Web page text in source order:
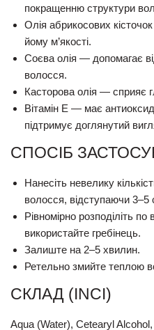
покращенню структури
Олія абрикосових
йому м’якості.
Соєва олія — допомагає
волосся.
Касторова олія — сприяє
Вітамін Е — має
підтримує доглянутий
СПОСІБ
Нанесіть невелику
волосся, відступаючи 3–5
Рівномірно розподіліть
використайте гребінець.
Залиште на 2–5 хвилин.
Ретельно змийте теплою
СКЛАД (INCI)
Aqua (Water), Cetearyl